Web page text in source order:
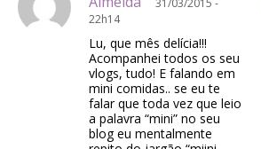
22h14
Lu, que mês delícia!!!
Acompanhei todos os seu
vlogs, tudo! E falando em
mini comidas.. se eu te
falar que toda vez que leio
a palavra “mini” no seu
blog eu mentalmente